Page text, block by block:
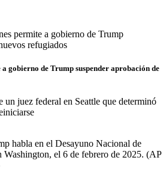
permite a gobierno de Trump
refugiados
gobierno de Trump suspender aprobación de
juez federal en Seattle que determinó
habla en el Desayuno Nacional de
el 6 de febrero de 2025. (AP